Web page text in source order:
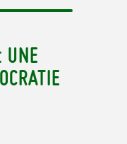
UNE